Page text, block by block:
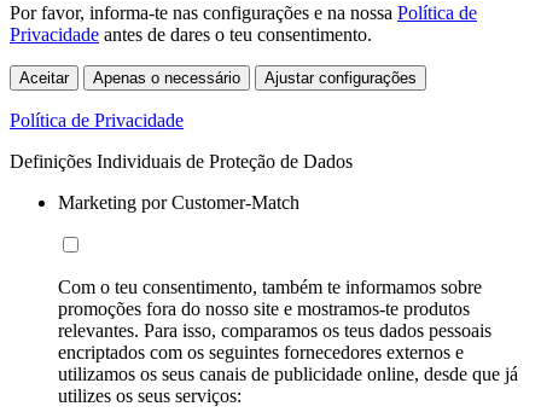
Por favor, informa-te nas configurações e na nossa Política de
Privacidade antes de dares o teu consentimento.
Aceitar Apenas o necessário Ajustar configurações
Política de Privacidade
Definições Individuais de Proteção de Dados
Marketing por Customer-Match
Com o teu consentimento, também te informamos sobre
promoções fora do nosso site e mostramos-te produtos
relevantes. Para isso, comparamos os teus dados pessoais
encriptados com os seguintes fornecedores externos e
utilizamos os seus canais de publicidade online, desde que já
utilizes os seus serviços: